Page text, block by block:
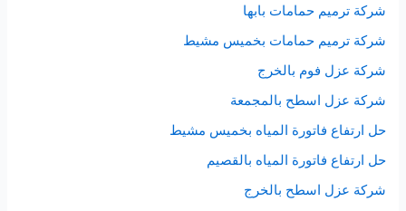
شركة ترميم حمامات بابها
شركة ترميم حمامات بخميس مشيط
شركة عزل فوم بالخرج
شركة عزل اسطح بالمجمعة
حل ارتفاع فاتورة المياه بخميس مشيط
حل ارتفاع فاتورة المياه بالقصيم
شركة عزل اسطح بالخرج